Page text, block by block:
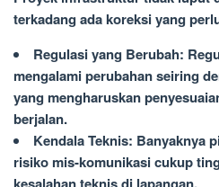
terkadang ada koreksi yang
Regulasi yang Berubah:
mengalami perubahan seiring
yang mengharuskan
berjalan.
Kendala Teknis: Banyaknya
risiko mis-komunikasi cukup